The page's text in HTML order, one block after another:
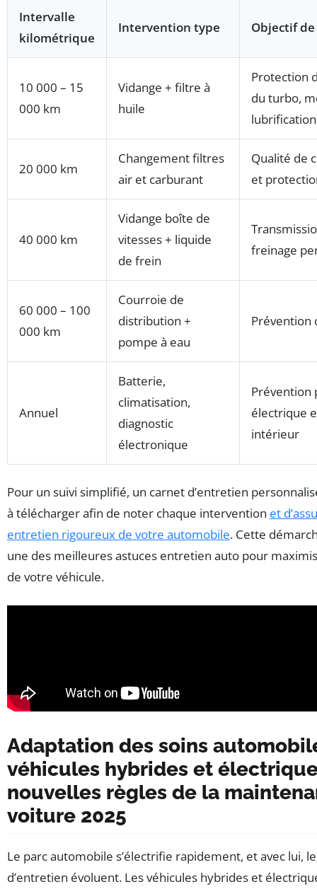
Intervalle
kilométrique
Intervention type Objectif
10 000 – 15
000 km
Vidange + filtre à
huile
Protection
du turbo,
lubrification
20 000 km
Changement filtres
air et carburant
Qualité de
et
40 000 km
Vidange boîte de
vitesses + liquide
de frein
freinage
60 000 – 100
000 km
Courroie de
distribution +
pompe à eau
Prévention
Annuel
Batterie,
climatisation,
diagnostic
électronique
Prévention
électrique
intérieur
Pour un suivi simplifié, un carnet d’entretien
à télécharger afin de noter chaque intervention et
entretien rigoureux de votre automobile. Cette
une des meilleures astuces entretien auto pour
de votre véhicule.
Adaptation des soins
véhicules hybrides et
nouvelles règles de la
voiture 2025
Le parc automobile s’électrifie rapidement, et avec lui,
d’entretien évoluent. Les véhicules hybrides et